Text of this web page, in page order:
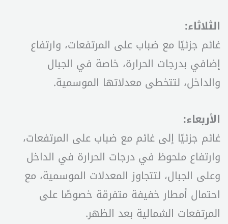
الثلاثاء:
غائم جزئيًا مع ضباب على المرتفعات، وارتفاع
إضافي بدرجات الحرارة، خاصة في الجبال
والداخل، لتتخطى معدلاتها الموسمية.
الأربعاء:
غائم جزئيًا إلى غائم مع ضباب على المرتفعات،
وارتفاع ملحوظ في درجات الحرارة في الداخل
وعلى الجبال، لتتجاوز المعدلات الموسمية، مع
احتمال أمطار خفيفة متفرقة خصوصًا على
المرتفعات الشمالية بعد الظهر.